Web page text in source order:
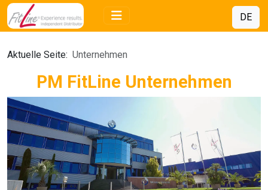
DE
Aktuelle Seite: Unternehmen
PM FitLine Unternehmen